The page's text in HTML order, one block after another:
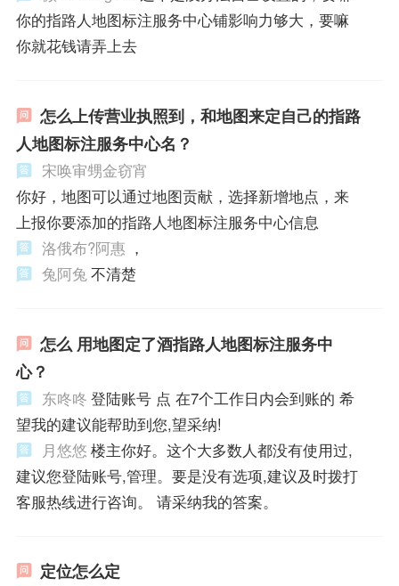
你的指路人地图标注服务中心铺影响力够大，要嘛
你就花钱请弄上去
怎么上传营业执照到，和地图来定自己的指路
人地图标注服务中心名？
宋唤审甥金窃宵
你好，地图可以通过地图贡献，选择新增地点，来
上报你要添加的指路人地图标注服务中心信息
洛俄布?阿惠 ，
兔阿兔不清楚
怎么 用地图定了酒指路人地图标注服务中
心？
东咚咚 登陆账号 点 在7个工作日内会到账的 希
望我的建议能帮助到您,望采纳!
月悠悠 楼主你好。这个大多数人都没有使用过,
建议您登陆账号,管理。要是没有选项,建议及时拨打
客服热线进行咨询。 请采纳我的答案。
定位怎么定